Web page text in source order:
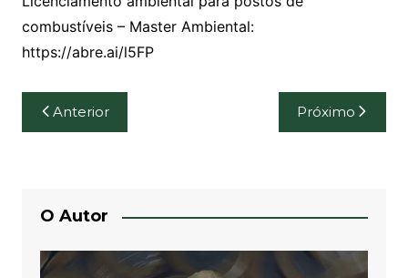
combustíveis – Master Ambiental:
https://abre.ai/l5FP
Navegação
de
Anterior Próximo
O Autor